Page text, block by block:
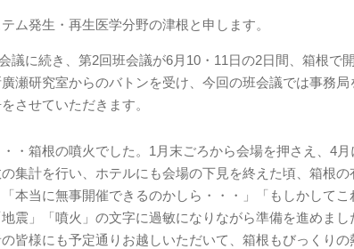
発生・再生医学分野の津根と申します。
議に続き、第2回班会議が6月10・11日の2日間、箱根で
瀬研究室からのバトンを受け、今回の班会議では事務
させていただきます。
・箱根の噴火でした。1月末ごろから会場を押さえ、4
集計を行い、ホテルにも会場の下見を終えた頃、箱根
本当に無事開催できるのかしら・・・」「もしかしてこ
震」「噴火」の文字に過敏になりながら準備を進めま
皆様にも予定通りお越しいただいて、箱根もびっくり